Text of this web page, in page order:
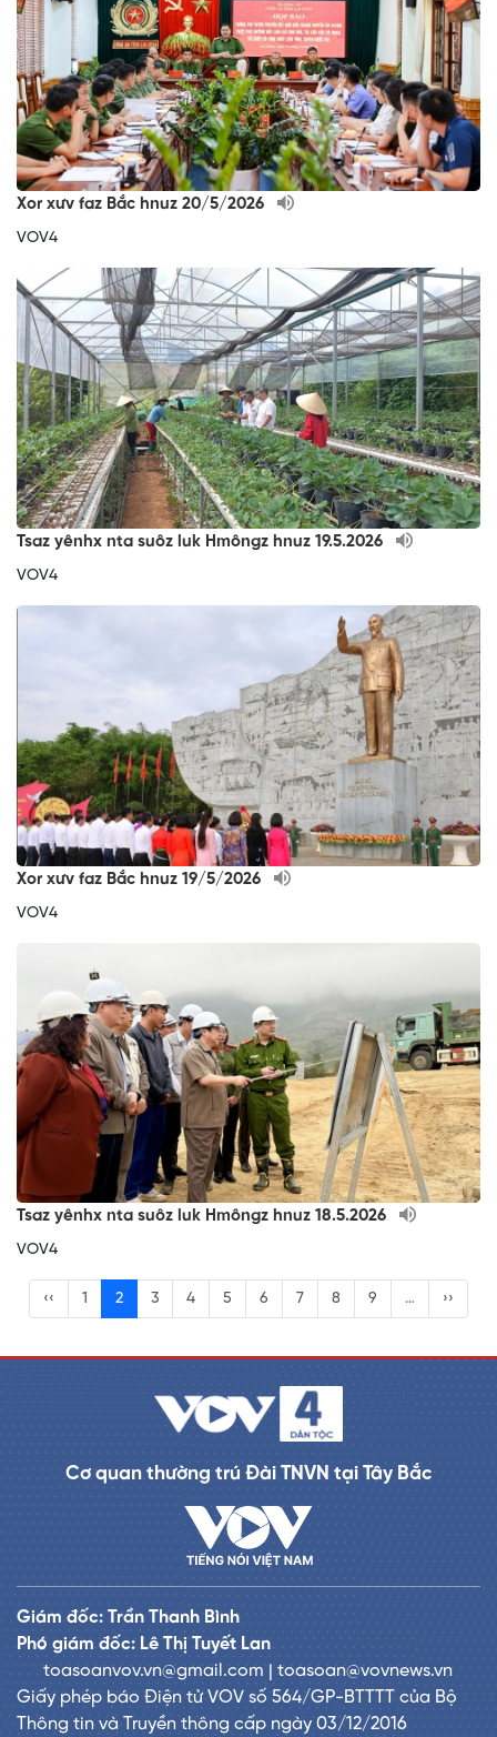
Xor xưv faz Bắc hnuz 20/5/2026
VOV4
Tsaz yênhx nta suôz luk Hmôngz hnuz 19.5.2026
VOV4
Xor xưv faz Bắc hnuz 19/5/2026
VOV4
Tsaz yênhx nta suôz luk Hmôngz hnuz 18.5.2026
VOV4
‹‹ 1 2 3 4 5 6 7 8 9 … ››
Cơ quan thường trú Đài TNVN tại Tây Bắc
Giám đốc: Trần Thanh Bình
Phó giám đốc: Lê Thị Tuyết Lan
toasoanvov.vn@gmail.com | toasoan@vovnews.vn
Giấy phép báo Điện tử VOV số 564/GP-BTTTT của Bộ
Thông tin và Truyền thông cấp ngày 03/12/2016